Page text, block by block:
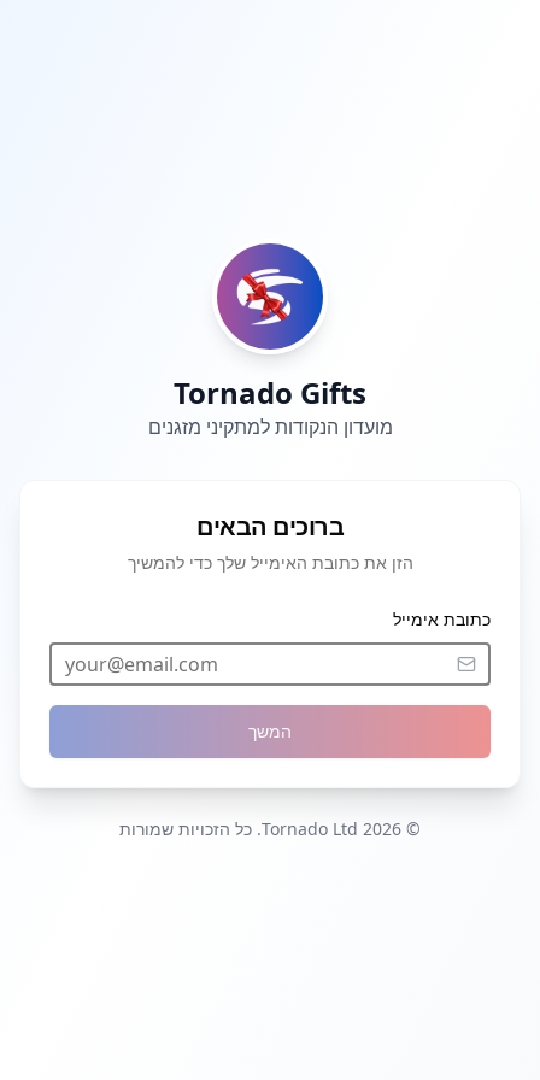
Tornado Gifts
מועדון הנקודות למתקיני מזגנים
ברוכים הבאים
הזן את כתובת האימייל שלך כדי להמשיך
כתובת אימייל
המשך
© 2026 Tornado Ltd. כל הזכויות שמורות